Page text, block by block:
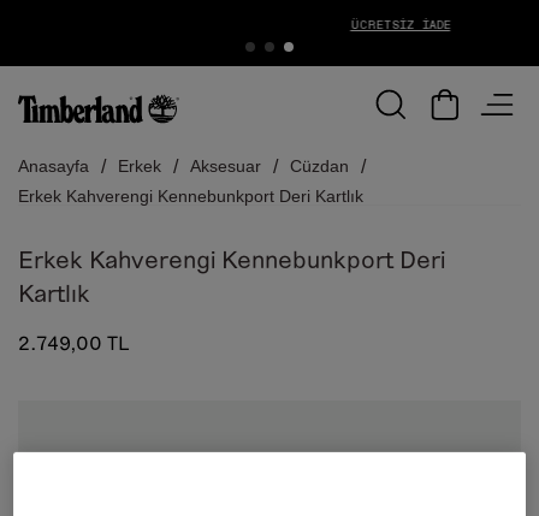
ÜCRETSIZ İADE
Anasayfa Erkek Aksesuar
Cüzdan
Erkek Kahverengi Kennebunkport Deri Kartlık
Erkek Kahverengi Kennebunkport Deri
Kartlık
2.749,00 TL